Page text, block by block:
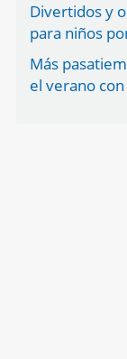
Divertidos y
para niños
Más
el verano